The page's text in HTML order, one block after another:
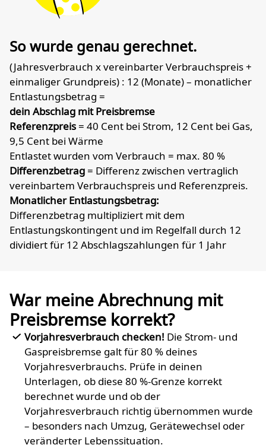
So wurde genau gerechnet.
(Jahresverbrauch x vereinbarter Verbrauchspreis +
einmaliger Grundpreis) : 12 (Monate) – monatlicher
Entlastungsbetrag =
dein Abschlag mit Preisbremse
Referenzpreis = 40 Cent bei Strom, 12 Cent bei Gas,
9,5 Cent bei Wärme
Entlastet wurden vom Verbrauch = max. 80 %
Differenzbetrag = Differenz zwischen vertraglich
vereinbartem Verbrauchspreis und Referenzpreis.
Monatlicher Entlastungsbetrag:
Differenzbetrag multipliziert mit dem
Entlastungskontingent und im Regelfall durch 12
dividiert für 12 Abschlagszahlungen für 1 Jahr
War meine Abrechnung mit
Preisbremse korrekt?
Vorjahresverbrauch checken! Die Strom- und
Gaspreisbremse galt für 80 % deines
Vorjahresverbrauchs. Prüfe in deinen
Unterlagen, ob diese 80 %-Grenze korrekt
berechnet wurde und ob der
Vorjahresverbrauch richtig übernommen wurde
– besonders nach Umzug, Gerätewechsel oder
veränderter Lebenssituation.